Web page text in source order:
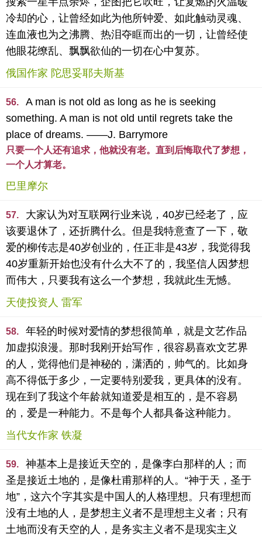
冷却的心，让曾经如此为他所钟爱、如此触动灵魂、
连血液也为之沸腾、热泪夺眶而出的一切，让曾经使
他眼花缭乱、飘飘欲仙的一切在心中复苏。
俄国作家 陀思妥耶夫斯基
56.
A man is not old as long as he is seeking
something. A man is not old until regrets take the
place of dreams. ——J. Barrymore
只要一个人还有追求，他就没有老。直到后悔取代了梦想，
一个人才算老。
巴里摩尔
57.
大家认为对互联网行业来说，40岁已经老了，应
该要退休了，还折腾什么。但是我特意查了一下，敬
爱的柳传志是40岁创业的，任正非是43岁，我觉得我
40岁重新开始也没有什么大不了的，我坚信人因梦想
而伟大，只要我有这么一个梦想，我就此生无憾。
天使投资人 雷军
58.
年轻的时候对爱情的梦想很简单，就是文艺作品
加虚拟浪漫。那时我刚开始写作，很容易喜欢文艺界
的人，觉得他们是神秘的，潇洒的，帅气的。比如身
高不得低于多少，一定要特别爱我，更具体的没有。
现在到了我这个年龄就知道爱是相互的，是不容易
的，爱是一种能力。不是每个人都具备这种能力。
当代女作家 铁凝
59.
神基本上是接近天空的，是像李白那样的人；而
圣是接近土地的，是像杜甫那样的人。“神于天，圣于
地”，这六个字其实是中国人的人格理想。只有理想而
没有土地的人，是梦想主义者不是理想主义者；只有
土地而没有天空的人，是务实主义者不是现实主义